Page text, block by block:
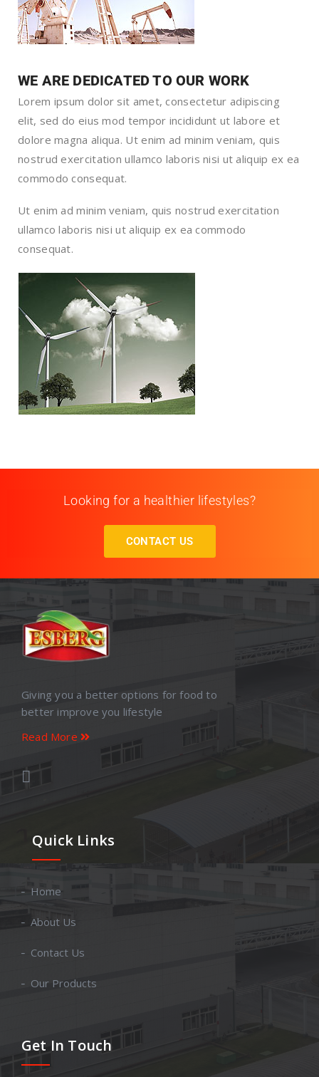
WE ARE DEDICATED TO OUR WORK
Lorem ipsum dolor sit amet, consectetur adipiscing
elit, sed do eius mod tempor incididunt ut labore et
dolore magna aliqua. Ut enim ad minim veniam, quis
nostrud exercitation ullamco laboris nisi ut aliquip ex ea
commodo consequat.
Ut enim ad minim veniam, quis nostrud exercitation
ullamco laboris nisi ut aliquip ex ea commodo
consequat.
Looking for a healthier lifestyles?
CONTACT US
Giving you a better options for food to
better improve you lifestyle
Read More
Quick Links
Home
About Us
Contact Us
Our Products
Get In Touch